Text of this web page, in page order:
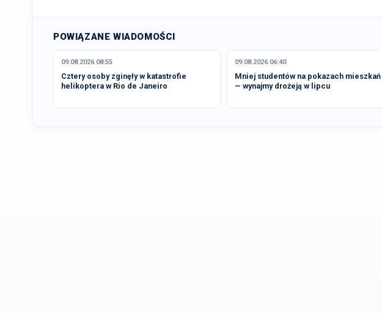
POWIĄZANE WIADOMOŚCI
09.08.2026 08:55
Cztery osoby zginęły w katastrofie
helikoptera w Rio de Janeiro
09.08.2026 06:40
Mniej studentów na pokazach mieszkań
— wynajmy drożeją w lipcu